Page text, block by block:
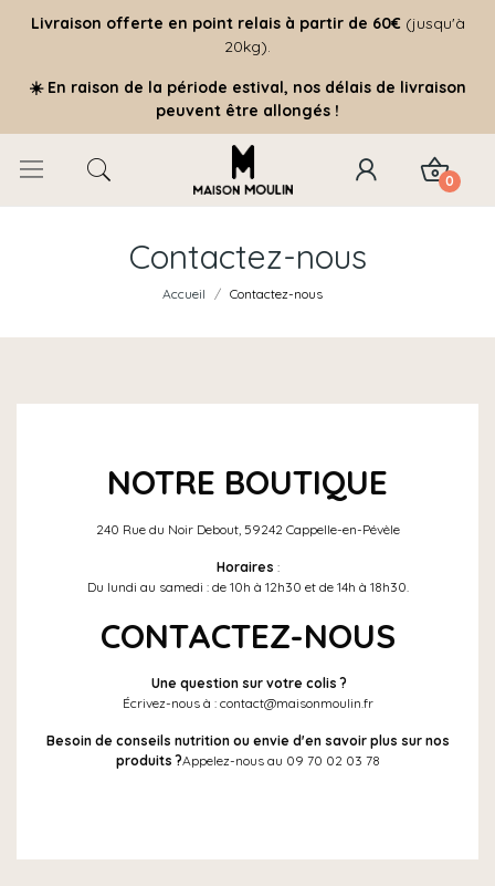
Livraison offerte en point relais à partir de 60€(jusqu'à
20kg).
☀️ En raison de la période estival, nos délais de livraison
peuvent être allongés !
0
Contactez-nous
Accueil Contactez-nous
NOTRE BOUTIQUE
240 Rue du Noir Debout, 59242 Cappelle-en-Pévèle
Horaires :
Du lundi au samedi : de 10h à 12h30 et de 14h à 18h30.
CONTACTEZ-NOUS
Une question sur votre colis ?
Écrivez-nous à : contact@maisonmoulin.fr
Besoin de conseils nutrition ou envie d'en savoir plus sur nos
produits ?Appelez-nous au 09 70 02 03 78